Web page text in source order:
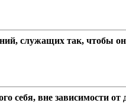
служащих так, чтобы
себя, вне зависимости